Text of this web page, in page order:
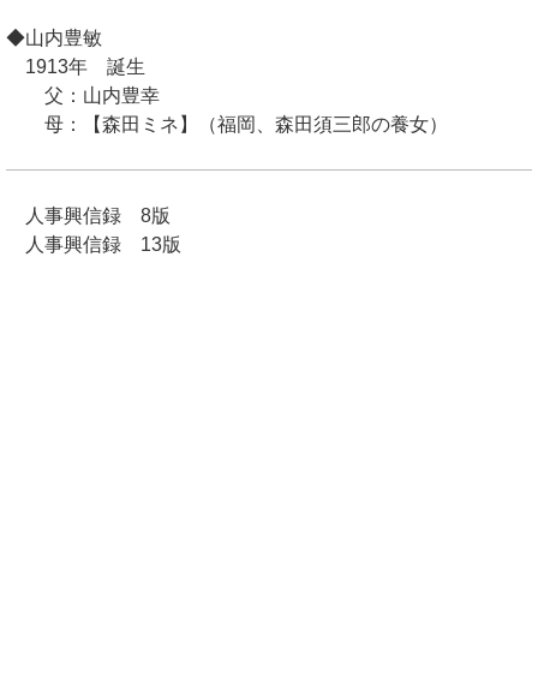
◆山内豊敏
1913年 誕生
父：山内豊幸
母：【森田ミネ】（福岡、森田須三郎の養女）
人事興信録 8版
人事興信録 13版